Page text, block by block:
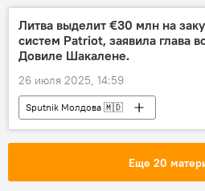
Литва выделит €30 млн на
систем Patriot, заявила глава
Довиле Шакалене.
26 июля 2025, 14:59
Sputnik Молдова 🇲🇩
Еще 20